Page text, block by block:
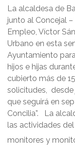
La alcaldesa de
junto al Concejal
Empleo, Víctor
Urbano en esta
Ayuntamiento
hijos e hijas
cubierto más de
solicitudes,
que seguirá en
Concilia”. La
las actividades
monitores y